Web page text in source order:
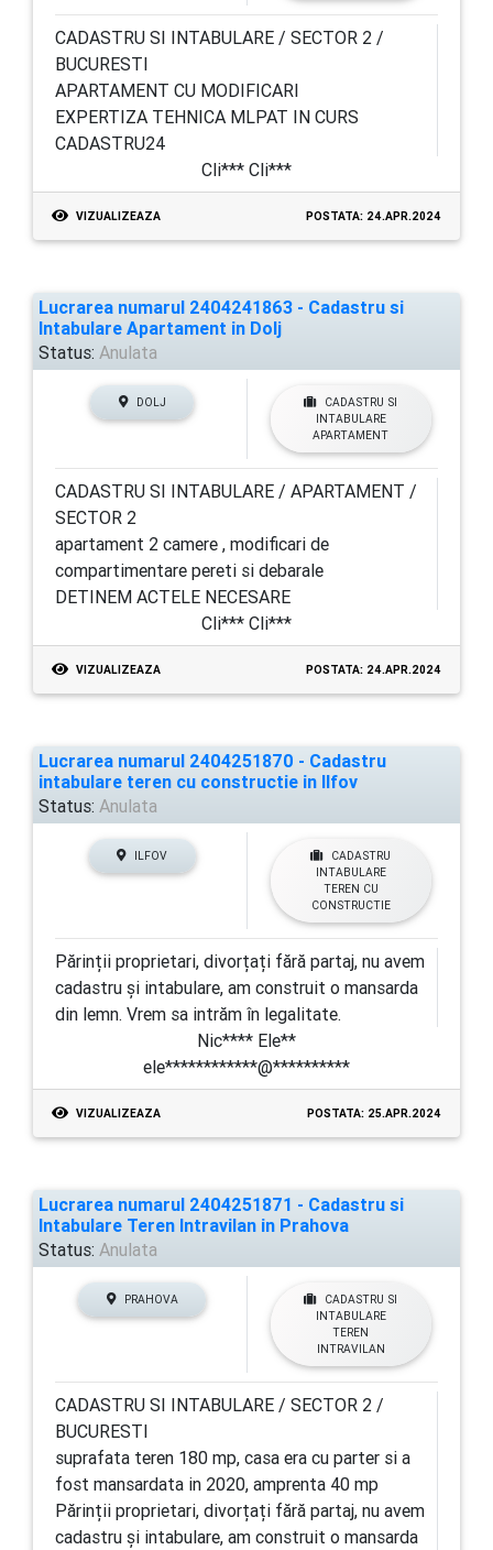
CADASTRU SI INTABULARE / SECTOR 2 /
BUCURESTI
APARTAMENT CU MODIFICARI
EXPERTIZA TEHNICA MLPAT IN CURS
CADASTRU24
Cli*** Cli***
VIZUALIZEAZA POSTATA: 24.APR.2024
Lucrarea numarul 2404241863 - Cadastru si
Intabulare Apartament in Dolj
Status: Anulata
DOLJ
CADASTRU SI
INTABULARE
APARTAMENT
CADASTRU SI INTABULARE / APARTAMENT /
SECTOR 2
apartament 2 camere , modificari de
compartimentare pereti si debarale
DETINEM ACTELE NECESARE
Cli*** Cli***
VIZUALIZEAZA POSTATA: 24.APR.2024
Lucrarea numarul 2404251870 - Cadastru
intabulare teren cu constructie in Ilfov
Status: Anulata
ILFOV
CADASTRU
INTABULARE
TEREN CU
CONSTRUCTIE
Părinții proprietari, divorțați fără partaj, nu avem
cadastru și intabulare, am construit o mansarda
din lemn. Vrem sa intrăm în legalitate.
Nic**** Ele**
ele************@**********
VIZUALIZEAZA POSTATA: 25.APR.2024
Lucrarea numarul 2404251871 - Cadastru si
Intabulare Teren Intravilan in Prahova
Status: Anulata
PRAHOVA
CADASTRU SI
INTABULARE
TEREN
INTRAVILAN
CADASTRU SI INTABULARE / SECTOR 2 /
BUCURESTI
suprafata teren 180 mp, casa era cu parter si a
fost mansardata in 2020, amprenta 40 mp
Părinții proprietari, divorțați fără partaj, nu avem
cadastru și intabulare, am construit o mansarda